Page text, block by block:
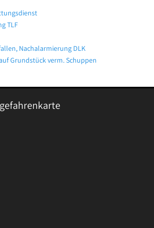
TLF
Nachalarmierung DLK
Grundstück verm. Schuppen